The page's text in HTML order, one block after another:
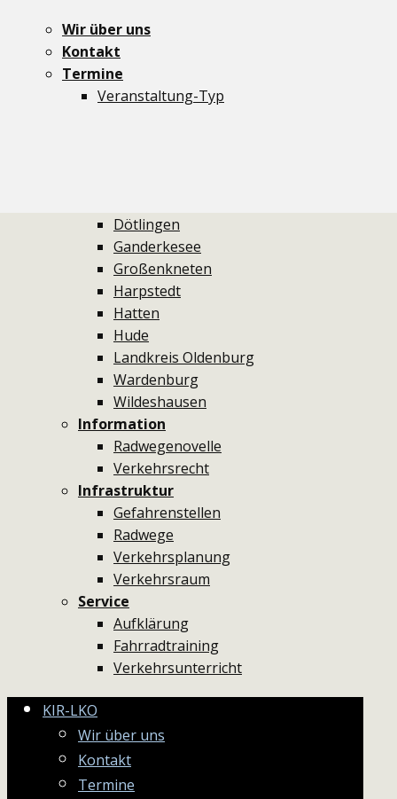
Wir über uns
Kontakt
Termine
Veranstaltung-Typ
dit und dat
Themen
Aktionen
Critical Mass
Dötlingen
Ganderkesee
Großenkneten
Harpstedt
Hatten
Hude
Landkreis Oldenburg
Wardenburg
Wildeshausen
Information
Radwegenovelle
Verkehrsrecht
Infrastruktur
Gefahrenstellen
Radwege
Verkehrsplanung
Verkehrsraum
Service
Aufklärung
Fahrradtraining
Verkehrsunterricht
KIR-LKO
Wir über uns
Kontakt
Termine